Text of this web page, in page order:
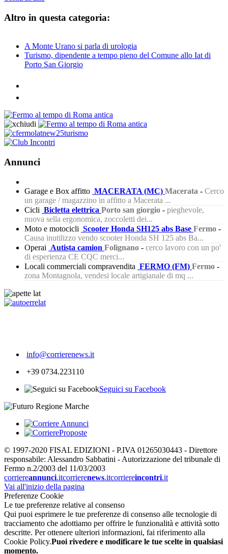
Altro in questa categoria:
A Monte Urano si parla di urologia
Turismo, dipendente a tempo pieno del Comune allo Iat di
Porto San Giorgio
Annunci
Garage e Box affitto MACERATA (MC) Macerata - Cerco
un garage / magazzino in affitto a Macerata ...
Cicli Bicletta elettrica Porto san giorgio - pieghevole,
nuova sella ergonomica, zoccoletti dei...
Moto e motocicli Scooter Honda SH125 abs Base Fermo -
Causa inutilizzo vendo scooter Honda SH 125 abs Ba...
Operai Autista camion Folignano - cerco lavoro con un po'
di esperienza CE CQC merci...
Locali commerciali compravendita FERMO (FM) Fermo -
zona Montagnola, vendesi locale artigianale di mq ...
info@corrierenews.it
+39 0734.223110
Seguici su Facebook
© 1997-2020 FISAL EDIZIONI - P.IVA 01265030443 - Direttore
responsabile: Alessandro Sabbatini - Autorizzazione del tribunale di
Fermo n.2/2003 del 11/03/2003
corriereannunci.itcorrierenews.itcorriereincontri.it
Vai all'inizio della pagina
Preferenze Cookie
Le tue preferenze relative al consenso
Qui puoi esprimere le tue preferenze di consenso alle tecnologie di
tracciamento che adottiamo per offrire le funzionalità e attività sotto
descritte. Per ottenere ulteriori informazioni, fai riferimento alla
Cookie Policy.Puoi rivedere e modificare le tue scelte in qualsiasi
momento.